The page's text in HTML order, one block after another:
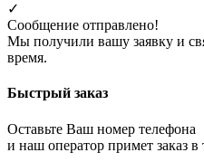
✓
Сообщение отправлено!
Мы получили вашу заявку и
время.
Быстрый заказ
Оставьте Ваш номер телефона
и наш оператор примет заказ